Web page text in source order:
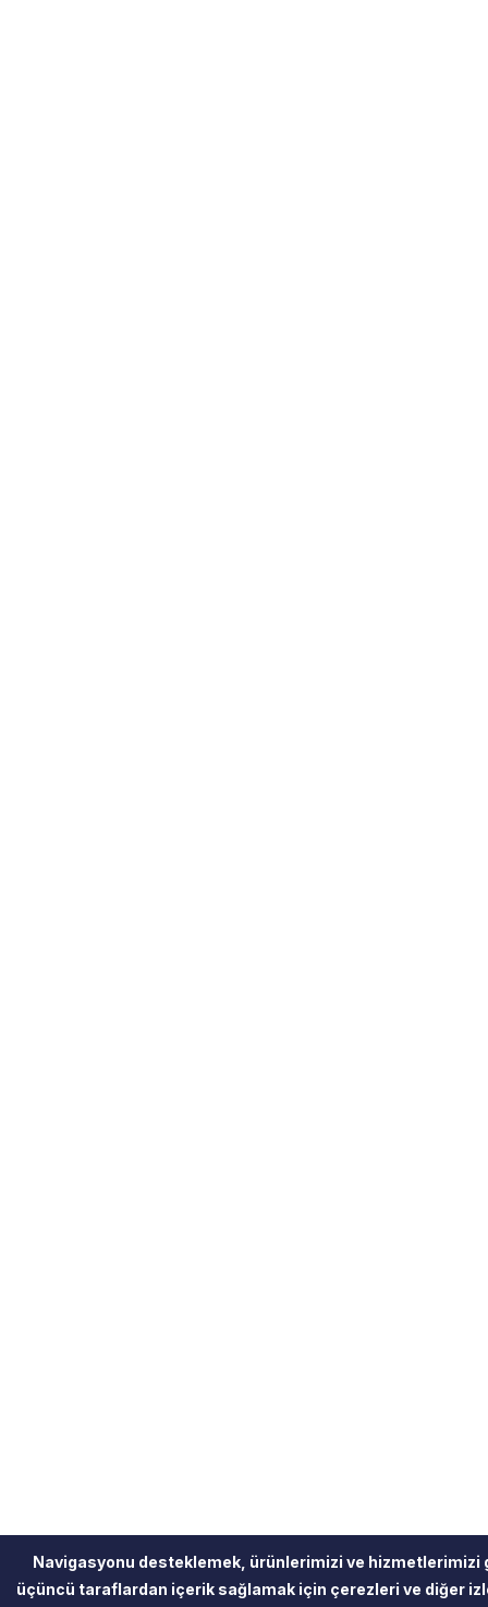
Navigasyonu desteklemek, ürünlerimizi ve
üçüncü taraflardan içerik sağlamak için çerezleri ve diğer